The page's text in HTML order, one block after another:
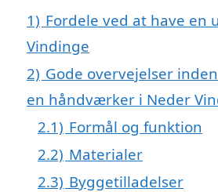
1) Fordele ved at have en
Vindinge
2) Gode overvejelser
en håndværker i Neder
2.1) Formål og funktion
2.2) Materialer
2.3) Byggetilladelser